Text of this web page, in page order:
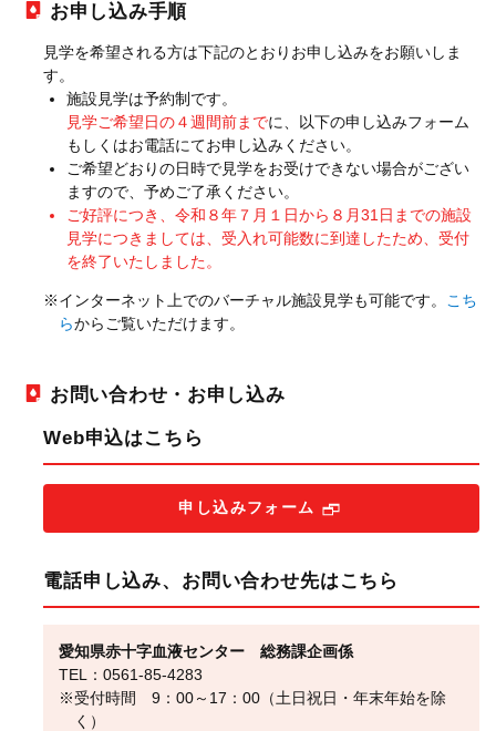
お申し込み手順
見学を希望される方は下記のとおりお申し込みをお願いしま
す。
施設見学は予約制です。
見学ご希望日の４週間前までに、以下の申し込みフォーム
もしくはお電話にてお申し込みください。
ご希望どおりの日時で見学をお受けできない場合がござい
ますので、予めご了承ください。
ご好評につき、令和８年７月１日から８月31日までの施設
見学につきましては、受入れ可能数に到達したため、受付
を終了いたしました。
※インターネット上でのバーチャル施設見学も可能です。 こち
らからご覧いただけます。
お問い合わせ・お申し込み
Web申込はこちら
申し込みフォーム
電話申し込み、お問い合わせ先はこちら
愛知県赤十字血液センター 総務課企画係
TEL：0561-85-4283
※受付時間 9：00～17：00（土日祝日・年末年始を除
く）